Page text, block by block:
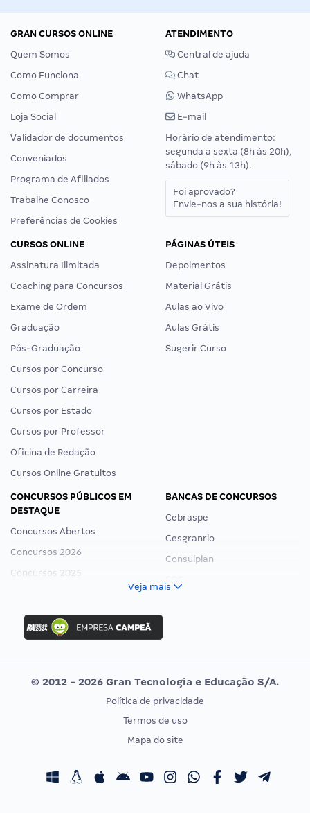
GRAN CURSOS ONLINE
Quem Somos
Como Funciona
Como Comprar
Loja Social
Validador de documentos
Conveniados
Programa de Afiliados
Trabalhe Conosco
Preferências de Cookies
ATENDIMENTO
Central de ajuda
Chat
WhatsApp
E-mail
Horário de atendimento:
segunda a sexta (8h às 20h),
sábado (9h às 13h).
Foi aprovado?
Envie-nos a sua história!
CURSOS ONLINE
Assinatura Ilimitada
Coaching para Concursos
Exame de Ordem
Graduação
Pós-Graduação
Cursos por Concurso
Cursos por Carreira
Cursos por Estado
Cursos por Professor
Oficina de Redação
Cursos Online Gratuitos
PÁGINAS ÚTEIS
Depoimentos
Material Grátis
Aulas ao Vivo
Aulas Grátis
Sugerir Curso
CONCURSOS PÚBLICOS EM
DESTAQUE
Concursos Abertos
Concursos 2026
Concursos 2025
Concurso Ibama
Concurso MPU
Editais publicados
BANCAS DE CONCURSOS
Cebraspe
Cesgranrio
Consulplan
Vunesp
CONCURSOS POR PROFISSÃO
Concursos Fiscais
EXAME DE ORDEM
Calendário OAB
Veja mais
© 2012 - 2026 Gran Tecnologia e Educação S/A.
Política de privacidade
Termos de uso
Mapa do site